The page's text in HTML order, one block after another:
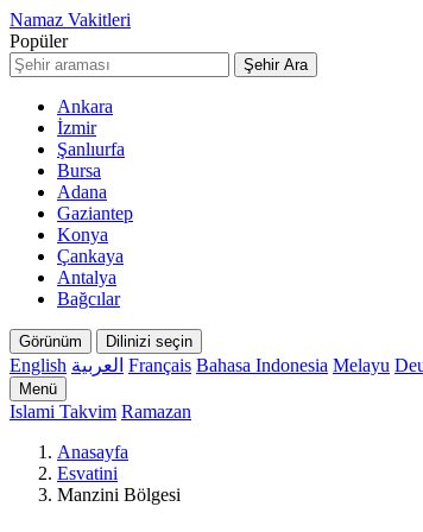
Namaz Vakitleri
Popüler
Şehir Ara
Ankara
İzmir
Şanlıurfa
Bursa
Adana
Gaziantep
Konya
Çankaya
Antalya
Bağcılar
Görünüm Dilinizi seçin
English العربية Français Bahasa Indonesia Melayu
Menü
Islami Takvim Ramazan
Anasayfa
Esvatini
Manzini Bölgesi